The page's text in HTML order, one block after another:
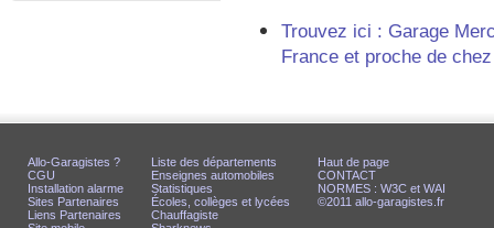
Trouvez ici : Garage
France et proche de
Allo-Garagistes ?
CGU
Installation alarme
Sites Partenaires
Liens Partenaires
Liste des départements
Enseignes automobiles
Statistiques
Écoles, collèges et lycées
Chauffagiste
Haut de page
CONTACT
NORMES : W3C et WAI
©2011 allo-garagistes.fr